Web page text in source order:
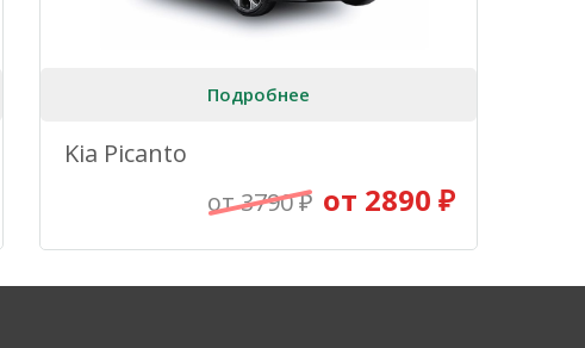
Подробнее
Kia Picanto
от 3790 ₽ от 2890 ₽